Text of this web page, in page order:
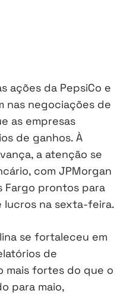
ações da PepsiCo e
nas negociações de
as empresas
de ganhos. À
a atenção se
com JPMorgan
Fargo prontos para
lucros na sexta-feira.
se fortaleceu em
de
mais fortes do que o
para maio,